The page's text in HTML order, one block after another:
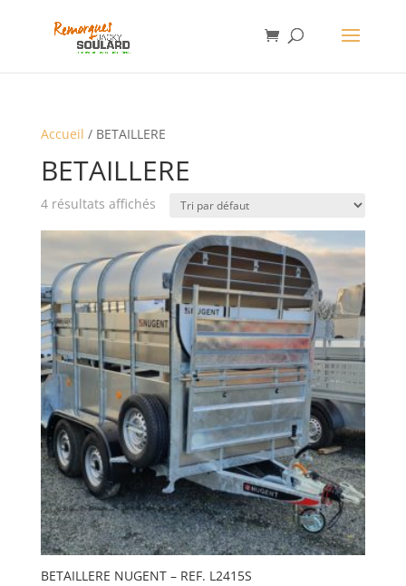
Accueil / BETAILLERE
BETAILLERE
4 résultats affichés
BETAILLERE NUGENT – REF. L2415S